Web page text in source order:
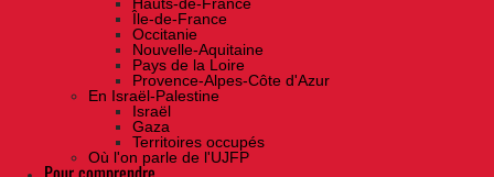
Île-de-France
Occitanie
Nouvelle-Aquitaine
Pays de la Loire
Provence-Alpes-Côte d'Azur
En Israël-Palestine
Israël
Gaza
Territoires occupés
Où l'on parle de l'UJFP